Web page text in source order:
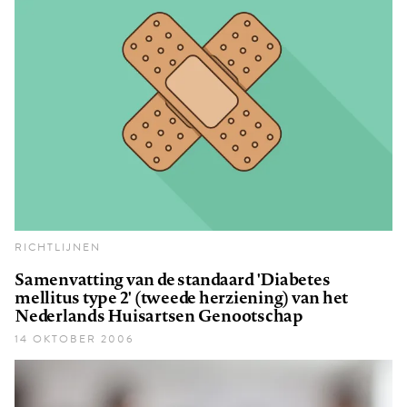
RICHTLIJNEN
Samenvatting van de standaard 'Diabetes
mellitus type 2' (tweede herziening) van het
Nederlands Huisartsen Genootschap
14 OKTOBER 2006